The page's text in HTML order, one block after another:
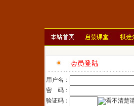
用户名：
密 码：
验证码：